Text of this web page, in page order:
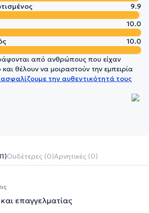
9.9
10.0
10.0
από ανθρώπους που είχαν
και θέλουν να μοιραστούν την εμπειρία
την αυθεντικότητά τους
Ουδέτερες (0)Αρνητικές (0)
επαγγελματίας